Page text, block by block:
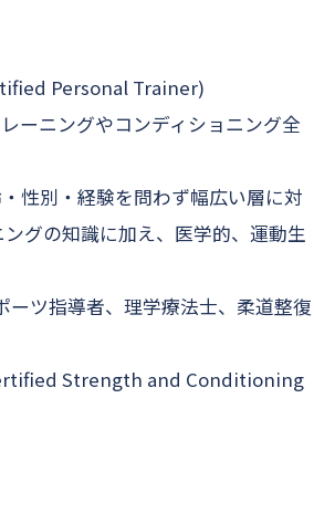
Personal Trainer)
ーニングやコンディショニング全
性別・経験を問わず幅広い層に対
グの知識に加え、医学的、運動生
ツ指導者、理学療法士、柔道整復
Strength and Conditioning